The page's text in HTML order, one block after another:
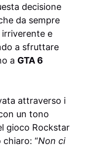
decisione
da sempre
e
a sfruttare
a GTA 6
attraverso i
un tono
gioco Rockstar
“Non ci